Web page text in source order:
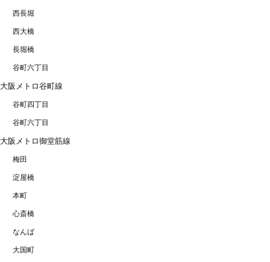
西長堀
西大橋
長堀橋
谷町六丁目
大阪メトロ谷町線
谷町四丁目
谷町六丁目
大阪メトロ御堂筋線
梅田
淀屋橋
本町
心斎橋
なんば
大国町